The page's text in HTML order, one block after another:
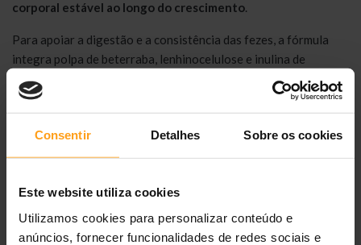
Consentir Detalhes Sobre os cookies
Este website utiliza cookies
Utilizamos cookies para personalizar conteúdo e
anúncios, fornecer funcionalidades de redes sociais e
corporal estável ao longo do crescimento.
Para apoiar a digestão e a consistência das fezes, a fórmula
integra polpa de beterraba, lenhinocelulose e inulina de
chicória, uma fibra prebiótica que favorece o crescimento de
bactérias benéficas no intestino. A presença de aloé vera
confere um apoio adicional à barreira intestinal e cutânea,
enquanto as substâncias minerais equilibram o aporte de
micronutrientes essenciais. Em conjunto, estes componentes
sensibilidades digestivas recorrentes
Vitaminas, minerais e energia para o crescimento